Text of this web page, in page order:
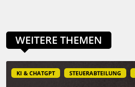
WEITERE THEMEN
KI & CHATGPT STEUERABTEILUNG